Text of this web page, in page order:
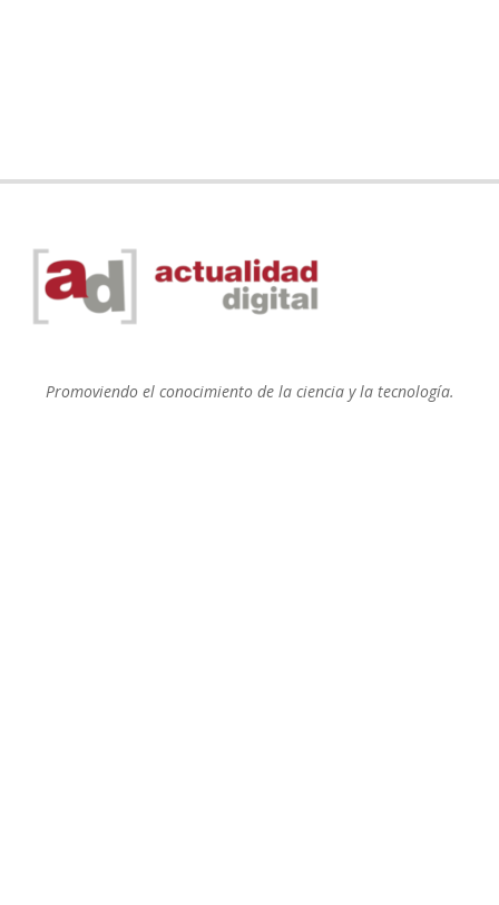
Promoviendo el conocimiento de la ciencia y la tecnología.